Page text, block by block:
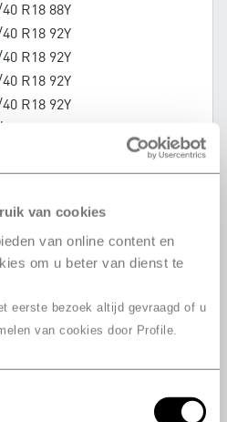
van cookies
van online content en
om u beter van dienst te
eerste bezoek altijd gevraagd of u
van cookies door Profile.
R18 88Y
R18 92Y
R18 92Y
R18 92Y
R18 92Y
R18 95Y
R18 95W
R18 91W
R18 95Y
R18 98W
R18 98W